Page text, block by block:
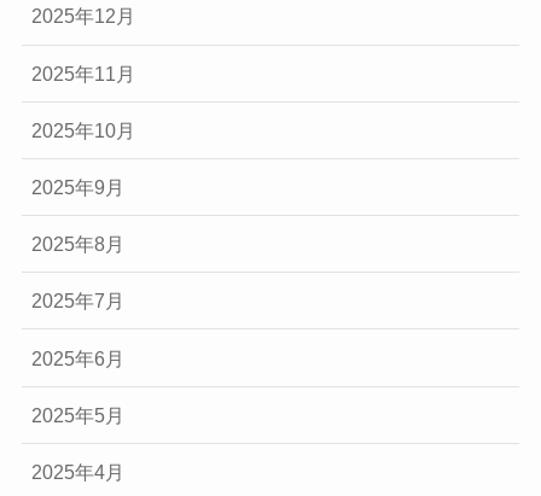
2025年12月
2025年11月
2025年10月
2025年9月
2025年8月
2025年7月
2025年6月
2025年5月
2025年4月